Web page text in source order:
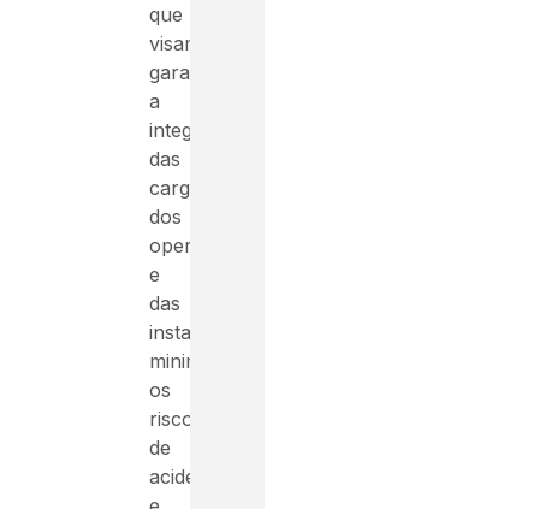
que
visam
garantir
a
integridade
das
cargas,
dos
operadores
e
das
instalações,
minimizando
os
riscos
de
acidentes